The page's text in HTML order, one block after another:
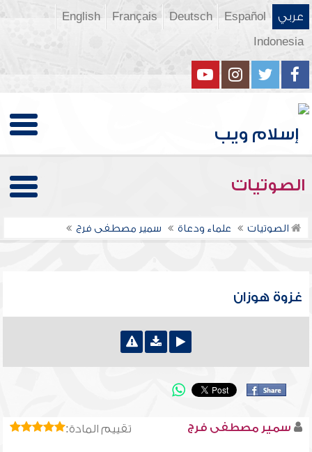
عربي Español
Deutsch
Français
English
Indonesia
الصوتيات
الصوتيات علماء ودعاة سمير مصطفى فرج
غزوة هوزان
تقييم المادة: سمير مصطفى فرج